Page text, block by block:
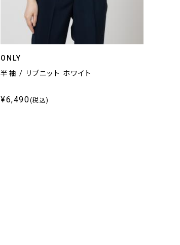
ONLY
半袖 / リブニット ホワイト
¥6,490(税込)